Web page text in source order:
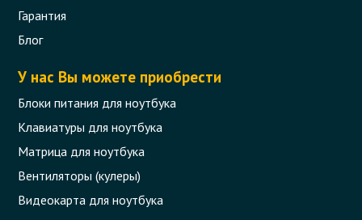
Гарантия
Блог
У нас Вы можете приобрести
Блоки питания для ноутбука
Клавиатуры для ноутбука
Матрица для ноутбука
Вентиляторы (кулеры)
Видеокарта для ноутбука